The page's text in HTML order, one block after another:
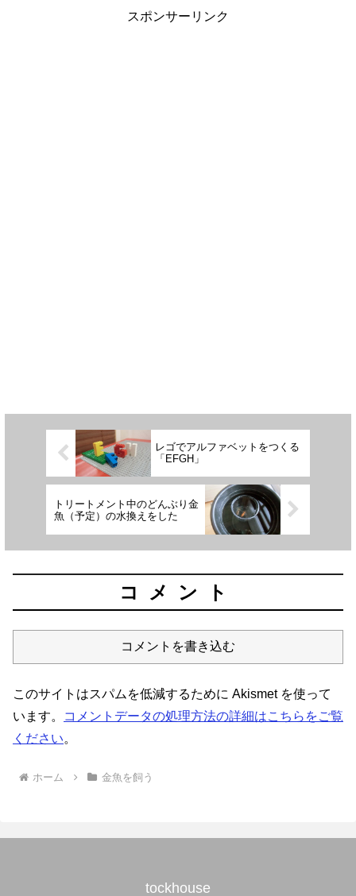
スポンサーリンク
レゴでアルファベットをつくる
「EFGH」
トリートメント中のどんぶり金
魚（予定）の水換えをした
コメント
コメントを書き込む
このサイトはスパムを低減するために Akismet を使って
います。
コメントデータの処理方法の詳細はこちらをご覧
ください。
ホーム 金魚を飼う
tockhouse